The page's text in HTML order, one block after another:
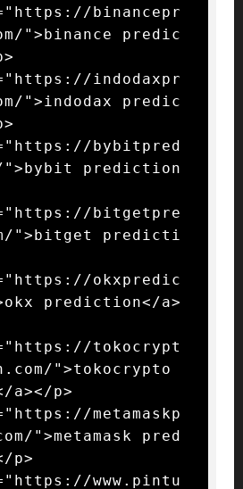
binancepr
">binance predic
indodaxpr
">indodax predic
bybitpred
">bybit prediction
bitgetpre
">bitget predicti
okxpredic
prediction</a>
tokocrypt
">tokocrypto
a></p>
metamaskp
">metamask pred
p>
www.pintu